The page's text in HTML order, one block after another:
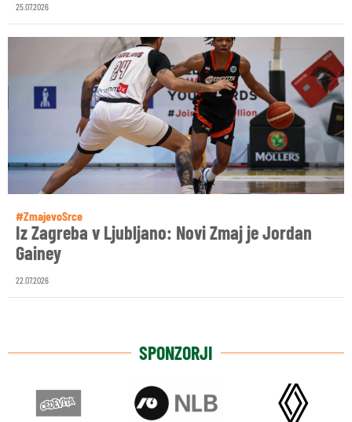
25.07.2026
#ZmajevoSrce
Iz Zagreba v Ljubljano: Novi Zmaj je Jordan
Gainey
22.07.2026
SPONZORJI